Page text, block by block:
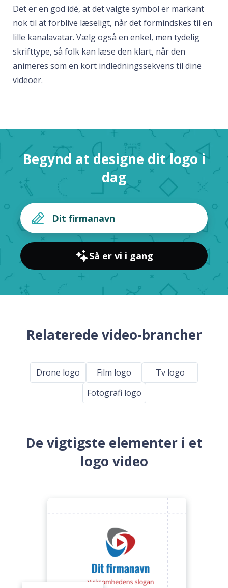
Det er en god idé, at det valgte symbol er markant
nok til at forblive læseligt, når det formindskes til en
lille kanalavatar. Vælg også en enkel, men tydelig
skrifttype, så folk kan læse den klart, når den
animeres som en kort indledningssekvens til dine
videoer.
Begynd at designe dit logo i
dag
Så er vi i gang
Relaterede video-brancher
Drone logo Film logo
Tv logo
Fotografi logo
De vigtigste elementer i et
logo video